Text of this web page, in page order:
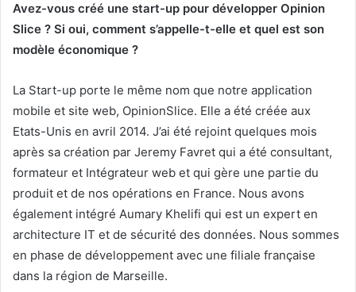
Avez-vous créé une start-up pour développer Opinion
Slice ? Si oui, comment s’appelle-t-elle et quel est son
modèle économique ?
La Start-up porte le même nom que notre application
mobile et site web, OpinionSlice. Elle a été créée aux
Etats-Unis en avril 2014. J’ai été rejoint quelques mois
après sa création par Jeremy Favret qui a été consultant,
formateur et Intégrateur web et qui gère une partie du
produit et de nos opérations en France. Nous avons
également intégré Aumary Khelifi qui est un expert en
architecture IT et de sécurité des données. Nous sommes
en phase de développement avec une filiale française
dans la région de Marseille.